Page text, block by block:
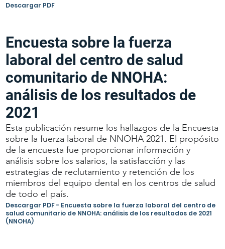
Descargar PDF
Encuesta sobre la fuerza
laboral del centro de salud
comunitario de NNOHA:
análisis de los resultados de
2021
Esta publicación resume los hallazgos de la Encuesta
sobre la fuerza laboral de NNOHA 2021. El propósito
de la encuesta fue proporcionar información y
análisis sobre los salarios, la satisfacción y las
estrategias de reclutamiento y retención de los
miembros del equipo dental en los centros de salud
de todo el país.
Descargar PDF - Encuesta sobre la fuerza laboral del centro de
salud comunitario de NNOHA: análisis de los resultados de 2021
(NNOHA)